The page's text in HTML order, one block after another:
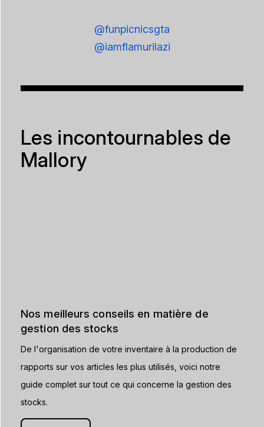
@funpicnicsgta
@iamflamurilazi
Les incontournables de
Mallory
Nos meilleurs conseils en matière de
gestion des stocks
De l'organisation de votre inventaire à la production de
rapports sur vos articles les plus utilisés, voici notre
guide complet sur tout ce qui concerne la gestion des
stocks.